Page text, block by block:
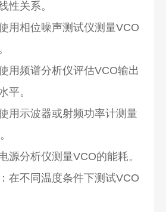
性关系。
用相位噪声测试仪测量VCO
用频谱分析仪评估VCO输出
平。
用示波器或射频功率计测量
源分析仪测量VCO的能耗。
在不同温度条件下测试VCO